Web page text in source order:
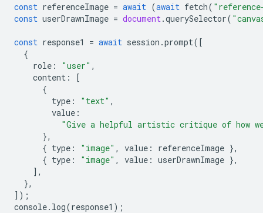
const referenceImage = await (await fetch(
const userDrawnImage = document.querySelector(
const response1 = await session .prompt([
{
role : "user" ,
content :
[
{
type : "text" ,
value :
"Give a helpful artistic critique of how
},
{ type : "image" , value : referenceImage },
{ type : "image" , value : userDrawnImage },
],
},
]);
console. log(response1 );